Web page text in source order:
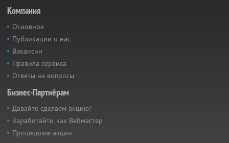
Компания
Основное
Публикации о нас
Вакансии
Правила сервиса
Ответы на вопросы
Бизнес-Партнёрам
Давайте сделаем акцию!
Заработайте, как Вебмастер
Прошедшие акции